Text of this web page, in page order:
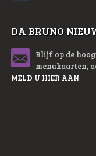
DA BRUNO
Blijf op de
menukaarten,
MELD U HIER AAN